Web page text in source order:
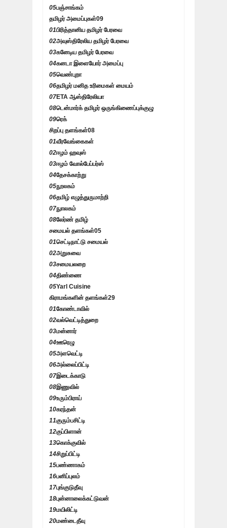
05பஞ்சாங்கம்
தமிழர் அமைப்புகள்09
01பிரித்தானிய தமிழர் பேரவை
02அவுஸ்திரேலிய தமிழர் பேரவை
03கனேடிய தமிழர் பேரவை
04கனடா இளையோர் அமைப்பு
05வெண்புறா
06தமிழர் மனித உரிமைகள் மையம்
07ETA ஆஸ்திரேலியா
08டென்மார்க் தமிழர் ஒருங்கிணைப்புக்குழு
09ரெக்
சிறப்பு தளங்கள்08
01வீரவேங்கைகள்
02ஈழம் ஹவுஸ்
03ஈழம் வோல்பேப்பர்ஸ்
04தேசக்காற்று
05நூலகம்
06தமிழ் எழுத்துருமாற்றி
07நுாலகம்
08லேர்ண் தமிழ்
சமையல் தளங்கள்05
01செட்டிநாட்டு சமையல்
02அறுசுவை
03சமையலறை
04திண்ணை
05Yarl Cuisine
கிராமங்களின் தளங்கள்29
01கோண்டாவில்
02வல்வெட்டித்துறை
03மன்னார்
04ஊரெழு
05அளவெட்டி
06அல்லைப்பிட்டி
07இடைக்காடு
08இணுவில்
09உரும்பிராய்
10கரந்தன்
11குரும்பசிட்டி
12குப்பிளான்
13கொக்குவில்
14சிறுப்பிட்டி
15பண்ணாகம்
16பனிப்புலம்
17புங்குடுதீவு
18புன்னாலைக்கட்டுவன்
19மயிலிட்டி
20மண்டைதீவு